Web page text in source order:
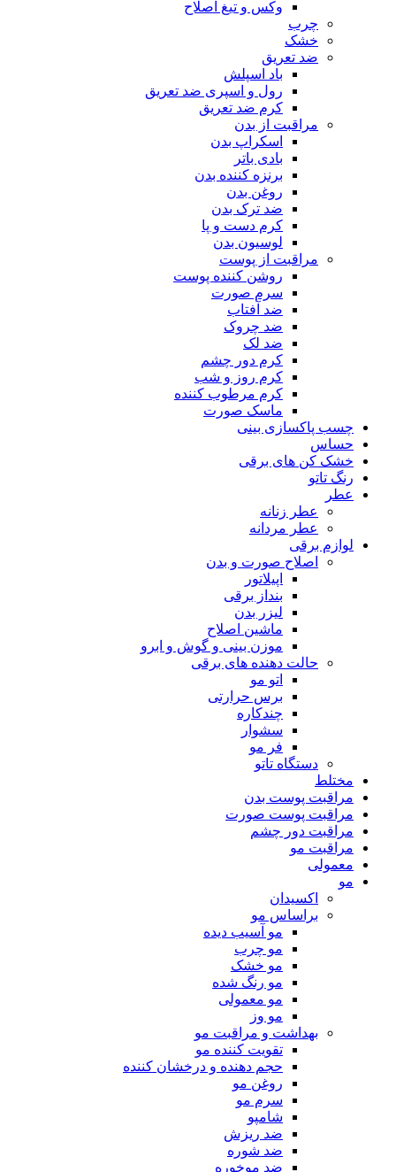
وکس و تیغ اصلاح
چرب
خشک
ضد تعریق
باد اسپلش
رول و اسپری ضد تعریق
کرم ضد تعریق
مراقبت از بدن
اسکراپ بدن
بادی باتر
برنزه کننده بدن
روغن بدن
ضد ترک بدن
کرم دست و پا
لوسیون بدن
مراقبت از پوست
روشن کننده پوست
سرم صورت
ضد آفتاب
ضد چروک
ضد لک
کرم دور چشم
کرم روز و شب
کرم مرطوب کننده
ماسک صورت
چسب پاکسازی بینی
حساس
خشک کن های برقی
رنگ تاتو
عطر
عطر زنانه
عطر مردانه
لوازم برقی
اصلاح صورت و بدن
اپیلاتور
بنداز برقی
لیزر بدن
ماشین اصلاح
موزن بینی و گوش و ابرو
حالت دهنده های برقی
اتو مو
برس حرارتی
چندکاره
سشوار
فر مو
دستگاه تاتو
مختلط
مراقبت پوست بدن
مراقبت پوست صورت
مراقبت دور چشم
مراقبت مو
معمولی
مو
اکسیدان
براساس مو
مو آسیب دیده
مو چرب
مو خشک
مو رنگ شده
مو معمولی
مو وز
بهداشت و مراقبت مو
تقویت کننده مو
حجم دهنده و درخشان کننده
روغن مو
سرم مو
شامپو
ضد ریزش
ضد شوره
ضد موخوره